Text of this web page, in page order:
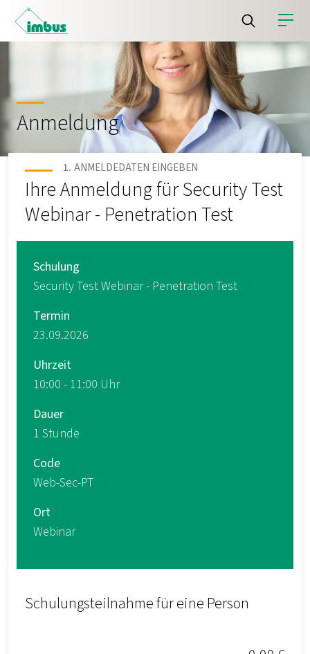
Anmeldung
ANMELDEDATEN EINGEBEN
Ihre Anmeldung für Security Test
Webinar - Penetration Test
Schulung
Security Test Webinar - Penetration Test
Termin
23.09.2026
Uhrzeit
10:00 - 11:00 Uhr
Dauer
1 Stunde
Code
Web-Sec-PT
Ort
Webinar
Schulungsteilnahme für eine Person